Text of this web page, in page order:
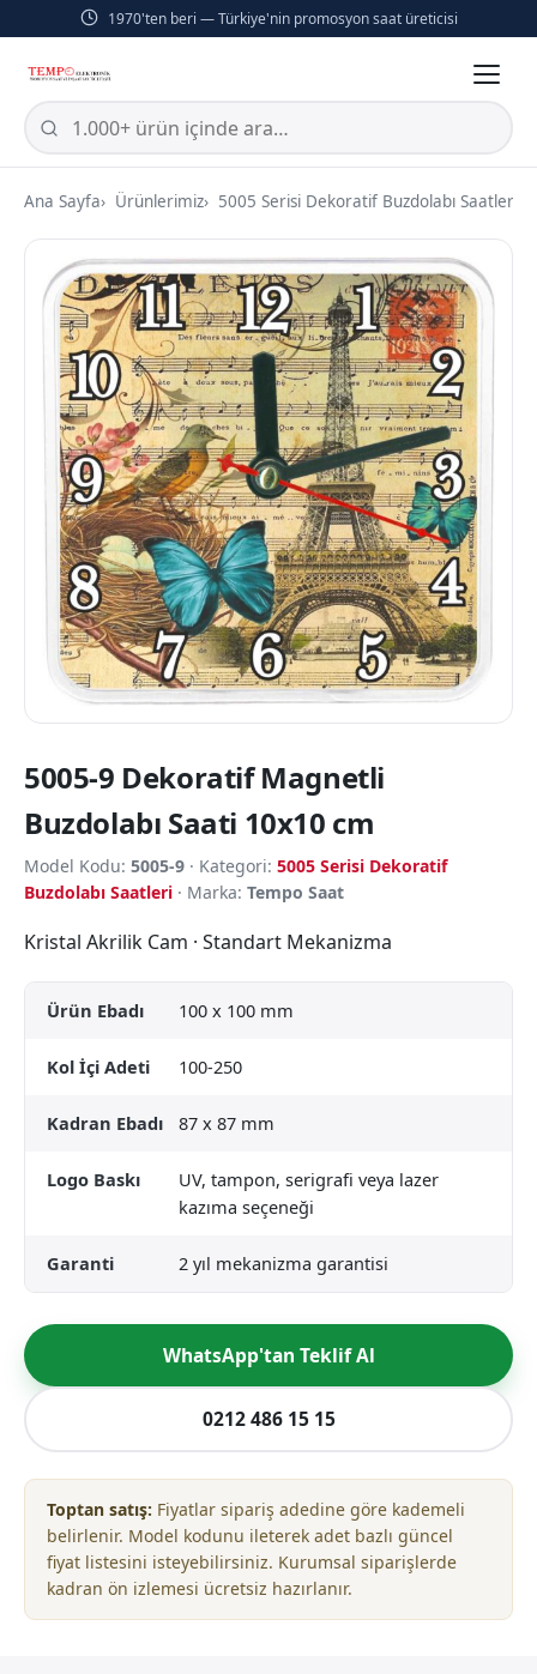
1970'ten beri — Türkiye'nin promosyon saat üreticisi
Ana Sayfa Ürünlerimiz 5005 Serisi Dekoratif Buzdolabı Saatleri
5005-9 Dekoratif Magnetli
Buzdolabı Saati 10x10 cm
Model Kodu: 5005-9 · Kategori: 5005 Serisi Dekoratif
Buzdolabı Saatleri · Marka: Tempo Saat
Kristal Akrilik Cam · Standart Mekanizma
Ürün Ebadı 100 x 100 mm
Kol İçi Adeti 100-250
Kadran Ebadı 87 x 87 mm
Logo Baskı
UV, tampon, serigrafi veya lazer
kazıma seçeneği
Garanti 2 yıl mekanizma garantisi
WhatsApp'tan Teklif Al
0212 486 15 15
Toptan satış: Fiyatlar sipariş adedine göre kademeli
belirlenir. Model kodunu ileterek adet bazlı güncel
fiyat listesini isteyebilirsiniz. Kurumsal siparişlerde
kadran ön izlemesi ücretsiz hazırlanır.